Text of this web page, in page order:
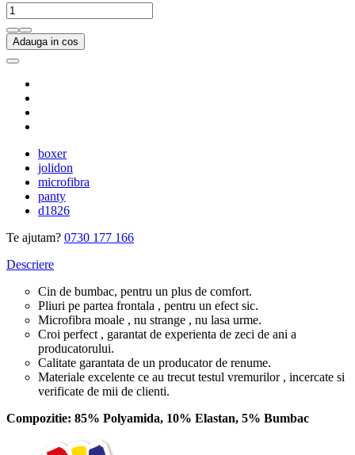
Adauga in cos
boxer
jolidon
microfibra
panty
d1826
Te ajutam? 0730 177 166
Descriere
Cin de bumbac, pentru un plus de comfort.
Pliuri pe partea frontala , pentru un efect sic.
Microfibra moale , nu strange , nu lasa urme.
Croi perfect , garantat de experienta de zeci de ani a
producatorului.
Calitate garantata de un producator de renume.
Materiale excelente ce au trecut testul vremurilor , incercate si
verificate de mii de clienti.
Compozitie: 85% Polyamida, 10% Elastan, 5% Bumbac